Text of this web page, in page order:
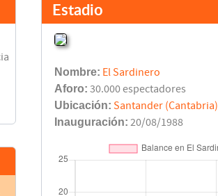
Estadio
Nombre: El Sardinero
Aforo: 30.000 espectadores
Ubicación: Santander (Cantabria)
Inauguración: 20/08/1988